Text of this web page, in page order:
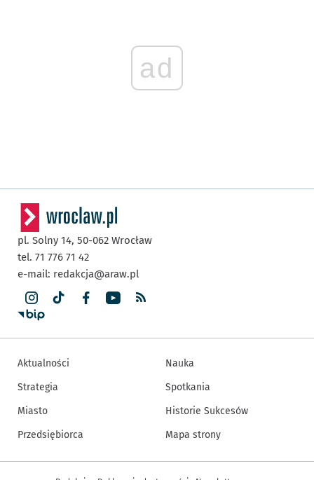
ad
pl. Solny 14, 50-062 Wrocław
tel. 71 776 71 42
e-mail: redakcja@araw.pl
Aktualności
Strategia
Miasto
Przedsiębiorca
Nauka
Spotkania
Historie Sukcesów
Mapa strony
Inne informacje